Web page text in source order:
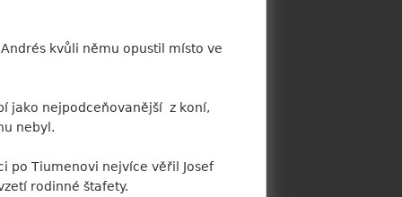
kvůli němu opustil místo ve
jako nejpodceňovanější z koní,
nebyl.
po Tiumenovi nejvíce věřil Josef
rodinné štafety.